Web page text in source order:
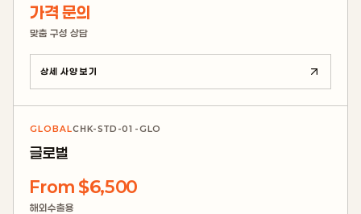
가격 문의
맞춤 구성 상담
상세 사양 보기
GLOBALCHK-STD-01-GLO
글로벌
From $6,500
해외수출용